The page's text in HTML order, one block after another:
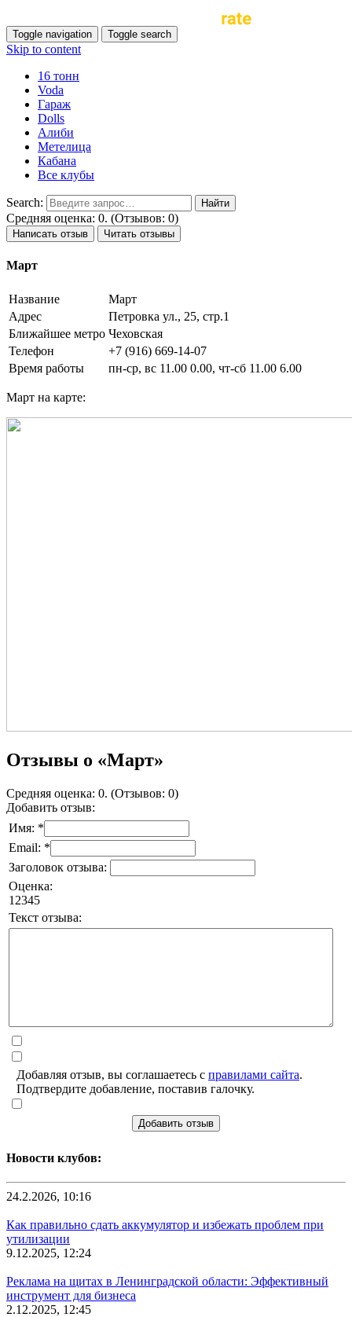
Toggle navigation Toggle search
Skip to content
16 тонн
Voda
Гараж
Dolls
Алиби
Метелица
Кабана
Все клубы
Search:
Средняя оценка: 0. (Отзывов: 0)
Написать отзыв Читать отзывы
Март
Название
Март
Адрес
Петровка ул., 25, стр.1
Ближайшее метро Чеховская
Телефон
+7 (916) 669-14-07
Время работы
пн-ср, вс 11.00 0.00, чт-сб 11.00 6.00
Март на карте:
Отзывы о «Март»
Средняя оценка: 0. (Отзывов: 0)
Добавить отзыв:
Имя: *
Email: *
Заголовок отзыва:
Оценка:
1 2345
Текст отзыва:
Добавляя отзыв, вы соглашаетесь с правилами сайта.
Подтвердите добавление, поставив галочку.
Добавить отзыв
Новости клубов:
24.2.2026, 10:16
Как правильно сдать аккумулятор и избежать проблем при
утилизации
9.12.2025, 12:24
Реклама на щитах в Ленинградской области: Эффективный
инструмент для бизнеса
2.12.2025, 12:45